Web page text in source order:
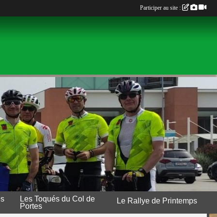
Les Toqués du Col de
Portes
Le Rallye de Printemps
Participer au site :